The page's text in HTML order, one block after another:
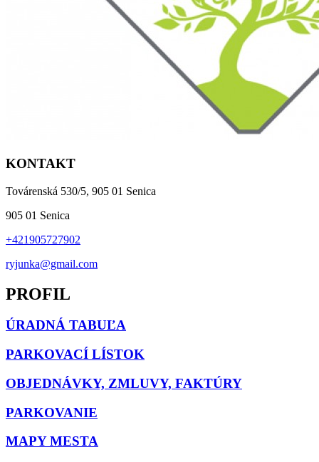
KONTAKT
Továrenská 530/5, 905 01 Senica
905 01 Senica
+421905727902
ryjunka@gmail.com
PROFIL
ÚRADNÁ TABUĽA
PARKOVACÍ LÍSTOK
OBJEDNÁVKY, ZMLUVY, FAKTÚRY
PARKOVANIE
MAPY MESTA